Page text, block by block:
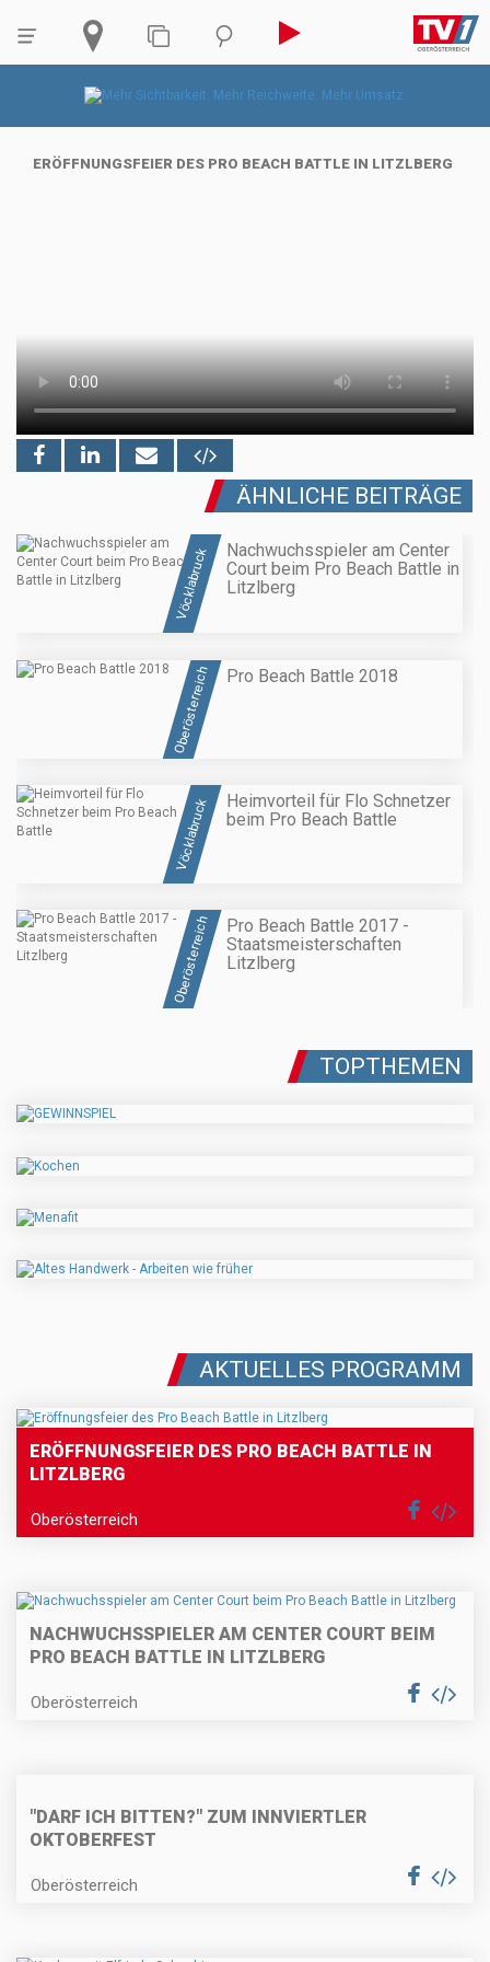
ERÖFFNUNGSFEIER DES PRO BEACH BATTLE IN LITZLBERG
ÄHNLICHE BEITRÄGE
Vöcklabruck
Nachwuchsspieler am Center
Court beim Pro Beach Battle in
Litzlberg
Oberösterreich Pro Beach Battle 2018
Vöcklabruck
Heimvorteil für Flo Schnetzer
beim Pro Beach Battle
Oberösterreich
Pro Beach Battle 2017 -
Staatsmeisterschaften
Litzlberg
TOPTHEMEN
AKTUELLES PROGRAMM
ERÖFFNUNGSFEIER DES PRO BEACH BATTLE IN
LITZLBERG
Oberösterreich
NACHWUCHSSPIELER AM CENTER COURT BEIM
PRO BEACH BATTLE IN LITZLBERG
Oberösterreich
"DARF ICH BITTEN?" ZUM INNVIERTLER
OKTOBERFEST
Oberösterreich